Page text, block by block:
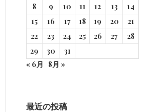
8
9 10 11 12 13
14
15
16 17 18 19 20
21
22
23 24 25 26 27
28
29
30
31
« 6月
8月 »
最近の投稿